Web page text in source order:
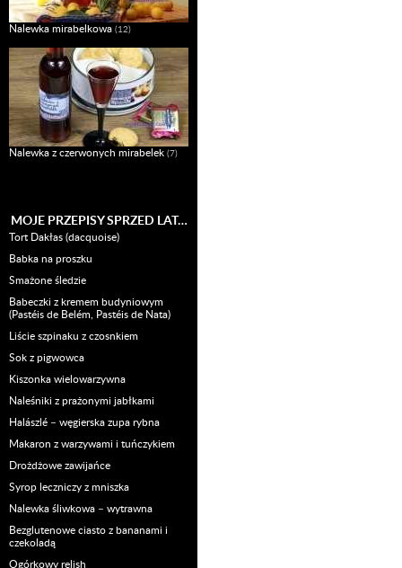
Nalewka mirabelkowa (12)
Nalewka z czerwonych mirabelek (7)
MOJE PRZEPISY SPRZED LAT…
Tort Dakłas (dacquoise)
Babka na proszku
Smażone śledzie
Babeczki z kremem budyniowym
(Pastéis de Belém, Pastéis de Nata)
Liście szpinaku z czosnkiem
Sok z pigwowca
Kiszonka wielowarzywna
Naleśniki z prażonymi jabłkami
Halászlé – węgierska zupa rybna
Makaron z warzywami i tuńczykiem
Drożdżowe zawijańce
Syrop leczniczy z mniszka
Nalewka śliwkowa – wytrawna
Bezglutenowe ciasto z bananami i
czekoladą
Ogórkowy relish